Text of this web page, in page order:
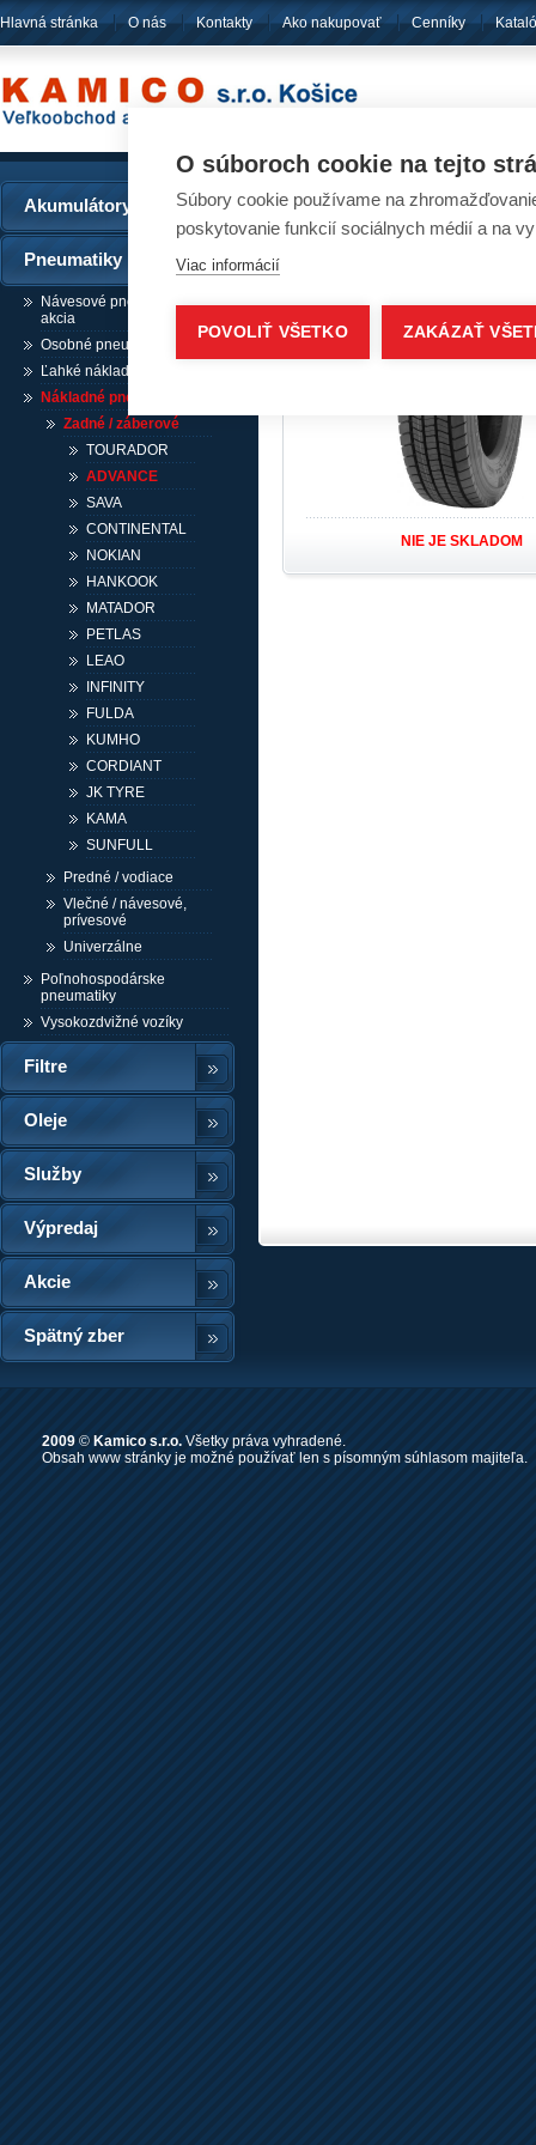
Hlavná stránka O nás Kontakty Ako nakupovať Cenníky
Akumulátory
Pneumatiky
Návesové pneumatiky /
akcia
Osobné pneumatiky
Ľahké nákladné pneumatiky
Nákladné pneumatiky
Zadné / záberové
TOURADOR
ADVANCE
SAVA
CONTINENTAL
NOKIAN
HANKOOK
MATADOR
PETLAS
LEAO
INFINITY
FULDA
KUMHO
CORDIANT
JK TYRE
KAMA
SUNFULL
Predné / vodiace
Vlečné / návesové,
prívesové
Univerzálne
Poľnohospodárske
pneumatiky
Vysokozdvižné vozíky
Filtre
Oleje
Služby
Výpredaj
Akcie
Spätný zber
Pneumatiky -
NIE JE SKLADOM
2009 © Kamico s.r.o. Všetky práva vyhradené.
Obsah www stránky je možné používať len s písomným súhlasom majiteľa.
O súboroch cookie na tejto
Súbory cookie používame na
poskytovanie funkcií sociálnych médií a na
Viac informácií
POVOLIŤ VŠETKO ZAKÁZAŤ